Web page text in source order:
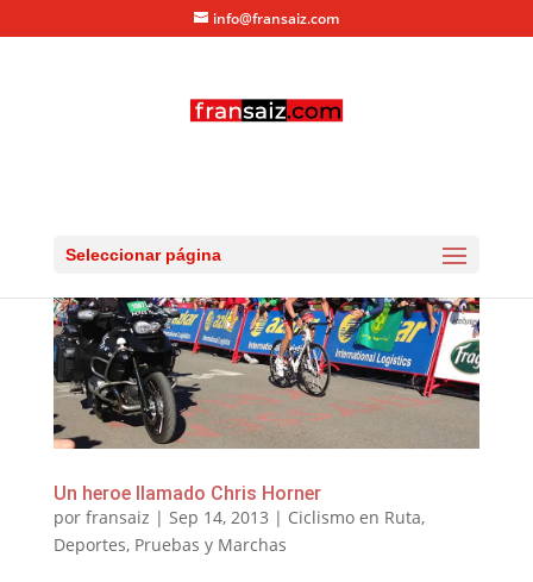
info@fransaiz.com
Seleccionar página
Un heroe llamado Chris Horner
por fransaiz | Sep 14, 2013 | Ciclismo en Ruta,
Deportes, Pruebas y Marchas